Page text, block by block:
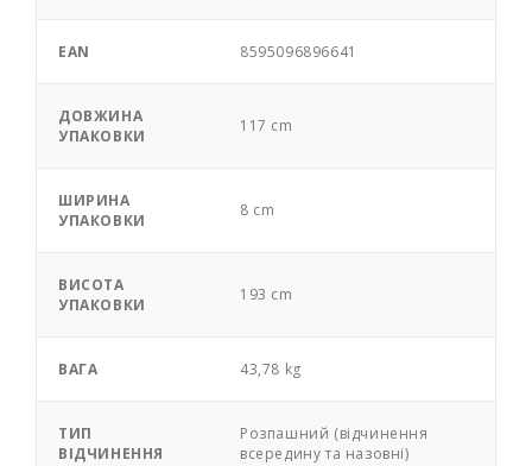
EAN 8595096896641
ДОВЖИНА
УПАКОВКИ
117 cm
ШИРИНА
УПАКОВКИ
8 cm
ВИСОТА
УПАКОВКИ
193 cm
ВАГА 43,78 kg
ТИП
ВІДЧИНЕННЯ
Розпашний (відчинення
всередину та назовні)